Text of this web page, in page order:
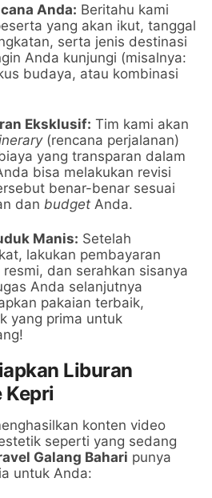
Anda: Beritahu kami
yang akan ikut, tanggal
serta jenis destinasi
Anda kunjungi (misalnya:
budaya, atau kombinasi
Eksklusif: Tim kami akan
(rencana perjalanan)
yang transparan dalam
bisa melakukan revisi
benar-benar sesuai
dan budget Anda.
Manis: Setelah
lakukan pembayaran
resmi, dan serahkan sisanya
Anda selanjutnya
pakaian terbaik,
yang prima untuk
Liburan
Kepri
konten video
seperti yang sedang
Galang Bahari punya
untuk Anda: